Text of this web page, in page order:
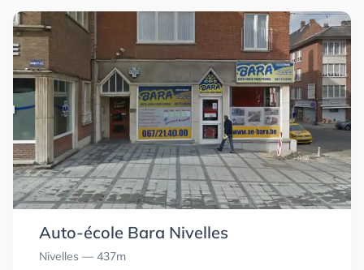
Auto-école Bara Nivelles
Nivelles — 437m